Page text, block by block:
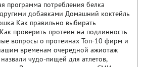
программа потребления белка
добавками Домашний коктейль
Как правильно выбирать
проверить протеин на подлинность
вопросы о протеинах Топ-10 фирм и
временам очередной ажиотаж
чудо-пищей для атлетов,